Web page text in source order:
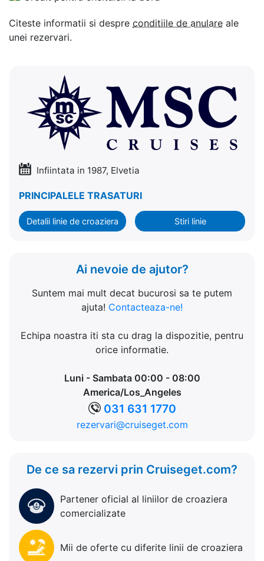
Citeste informatii si despre conditiile de anulare ale
unei rezervari.
Infiintata in 1987, Elvetia
PRINCIPALELE TRASATURI
Detalii linie de croaziera Stiri linie
Ai nevoie de ajutor?
Suntem mai mult decat bucurosi sa te putem
ajuta! Contacteaza-ne!
Echipa noastra iti sta cu drag la dispozitie, pentru
orice informatie.
Luni - Sambata 00:00 - 08:00
America/Los_Angeles
031 631 1770
rezervari@cruiseget.com
De ce sa rezervi prin Cruiseget.com?
Partener oficial al liniilor de croaziera
comercializate
Mii de oferte cu diferite linii de croaziera